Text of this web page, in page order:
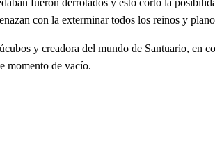
con la exterminar todos los reinos y
y creadora del mundo de Santuario, en
momento de vacío.